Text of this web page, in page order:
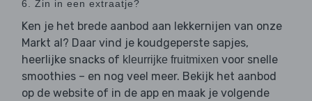
6. Zin in een extraatje?
Ken je het brede aanbod aan lekkernijen van onze
Markt al? Daar vind je koudgeperste sapjes,
heerlijke snacks of kleurrijke fruitmixen voor snelle
smoothies – en nog veel meer. Bekijk het aanbod
op de website of in de app en maak je volgende